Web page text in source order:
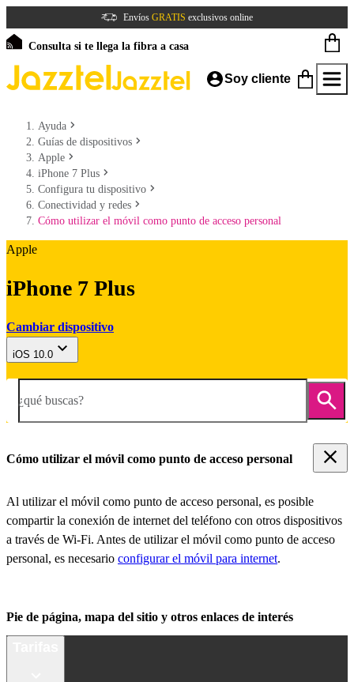
Envíos GRATIS exclusivos online
Consulta si te llega la fibra a casa
Soy cliente
Ayuda
Guías de dispositivos
Apple
iPhone 7 Plus
Configura tu dispositivo
Conectividad y redes
Cómo utilizar el móvil como punto de acceso personal
Apple
iPhone 7 Plus
Cambiar dispositivo
iOS 10.0
¿qué buscas?
Cómo utilizar el móvil como punto de acceso personal
Al utilizar el móvil como punto de acceso personal, es posible
compartir la conexión de internet del teléfono con otros dispositivos
a través de Wi-Fi. Antes de utilizar el móvil como punto de acceso
personal, es necesario configurar el móvil para internet.
Pie de página, mapa del sitio y otros enlaces de interés